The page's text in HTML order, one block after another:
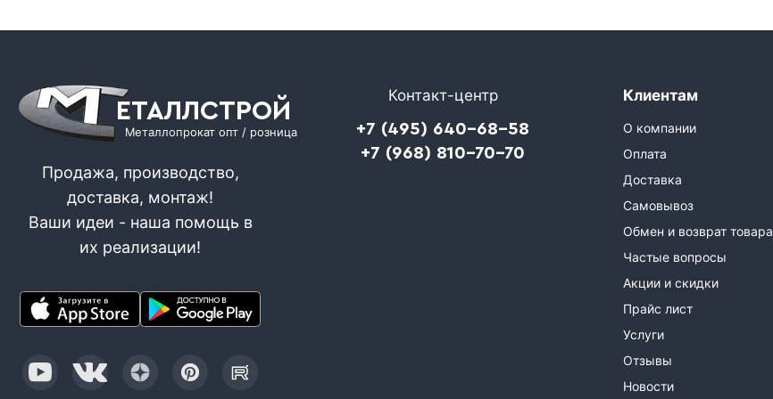
ЕТАЛЛСТРОЙ
Металлопрокат опт / розница
Продажа, производство,
доставка, монтаж!
Ваши идеи - наша помощь в
их реализации!
Контакт-центр
+7 (495) 640-68-58
+7 (968) 810-70-70
Клиентам
О компании
Оплата
Доставка
Самовывоз
Обмен и возврат товара
Частые вопросы
Акции и скидки
Прайс лист
Услуги
Отзывы
Новости